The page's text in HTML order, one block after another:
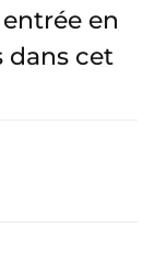
en
dans cet